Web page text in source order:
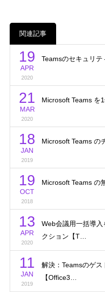
関連記事
19
APR
2020
Teamsのセキュリテ
21
MAR
2020
Microsoft Teams を
18
JAN
2019
Microsoft Teams の
19
OCT
2018
Microsoft Teams の
13
APR
2020
Web会議用一括導
クション【T…
11
JAN
2019
解決：Teamsのゲス
【Office3…